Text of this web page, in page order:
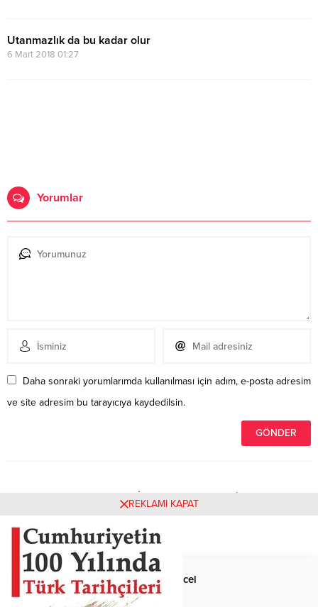
Utanmazlık da bu kadar olur
6 Mart 2018 01:27
Yorumlar
Daha sonraki yorumlarımda kullanılması için adım, e-posta adresim
ve site adresim bu tarayıcıya kaydedilsin.
Henüz yorum yapılmamış. İlk yorumu yukarıdaki form
aracılığıyla siz yapabilirsiniz.
Anasayfa Güncel
REKLAMI KAPAT